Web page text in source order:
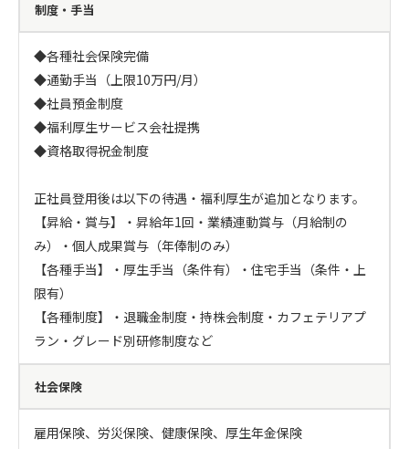
制度・手当
◆各種社会保険完備
◆通勤手当（上限10万円/月）
◆社員預金制度
◆福利厚生サービス会社提携
◆資格取得祝金制度
正社員登用後は以下の待遇・福利厚生が追加となります。
【昇給・賞与】・昇給年1回・業績連動賞与（月給制の
み）・個人成果賞与（年俸制のみ）
【各種手当】・厚生手当（条件有）・住宅手当（条件・上
限有）
【各種制度】・退職金制度・持株会制度・カフェテリアプ
ラン・グレード別研修制度など
社会保険
雇用保険、労災保険、健康保険、厚生年金保険